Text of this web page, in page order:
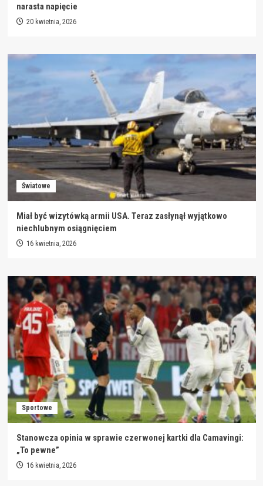
narasta napięcie
20 kwietnia, 2026
Światowe
Miał być wizytówką armii USA. Teraz zasłynął wyjątkowo
niechlubnym osiągnięciem
16 kwietnia, 2026
Sportowe
Stanowcza opinia w sprawie czerwonej kartki dla Camavingi:
„To pewne”
16 kwietnia, 2026